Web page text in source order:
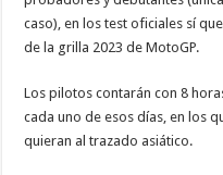
caso), en los test oficiales sí
de la grilla 2023 de MotoGP.
Los pilotos contarán con 8
cada uno de esos días, en los
quieran al trazado asiático.